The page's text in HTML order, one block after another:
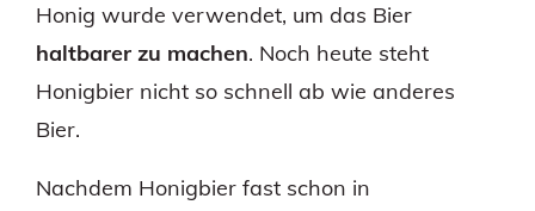
Honig wurde verwendet, um das Bier
haltbarer zu machen. Noch heute steht
Honigbier nicht so schnell ab wie anderes
Bier.
Nachdem Honigbier fast schon in